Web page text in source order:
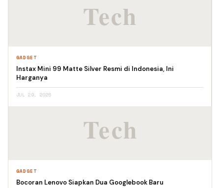
GADGET
Instax Mini 99 Matte Silver Resmi di Indonesia, Ini
Harganya
JUL 29, 2026
GADGET
Bocoran Lenovo Siapkan Dua Googlebook Baru